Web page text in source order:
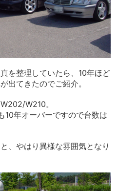
を整理していたら、10年ほど
出てきたのでご紹介。
W210。
10年オーバーですので台数は
、やはり異様な雰囲気となり